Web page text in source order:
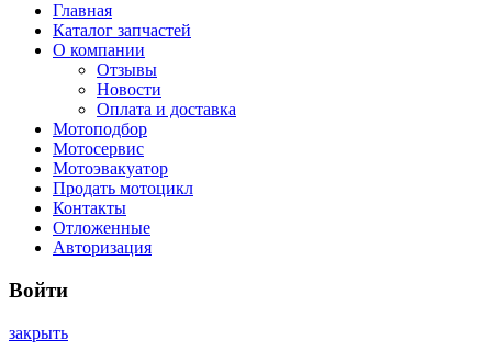
Главная
Каталог запчастей
О компании
Отзывы
Новости
Оплата и доставка
Мотоподбор
Мотосервис
Мотоэвакуатор
Продать мотоцикл
Контакты
Отложенные
Авторизация
Войти
закрыть